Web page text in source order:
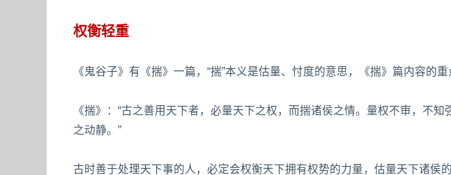
权衡轻重
《鬼谷子》有《揣》一篇，“揣”本义是估量、忖度的意思，《揣》篇内容的
《揣》：“古之善用天下者，必量天下之权，而揣诸侯之情。量权不审，不
之动静。”
古时善于处理天下事的人，必定会权衡天下拥有权势的力量，估量天下诸侯